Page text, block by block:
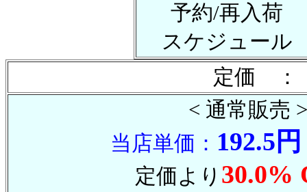
予約/再入荷
スケジュール
定価 ：
< 通常販売 >
当店単価： 192.5円
定価より 30.0%